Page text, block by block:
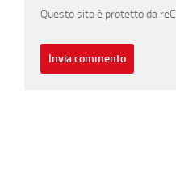
Questo sito è protetto da